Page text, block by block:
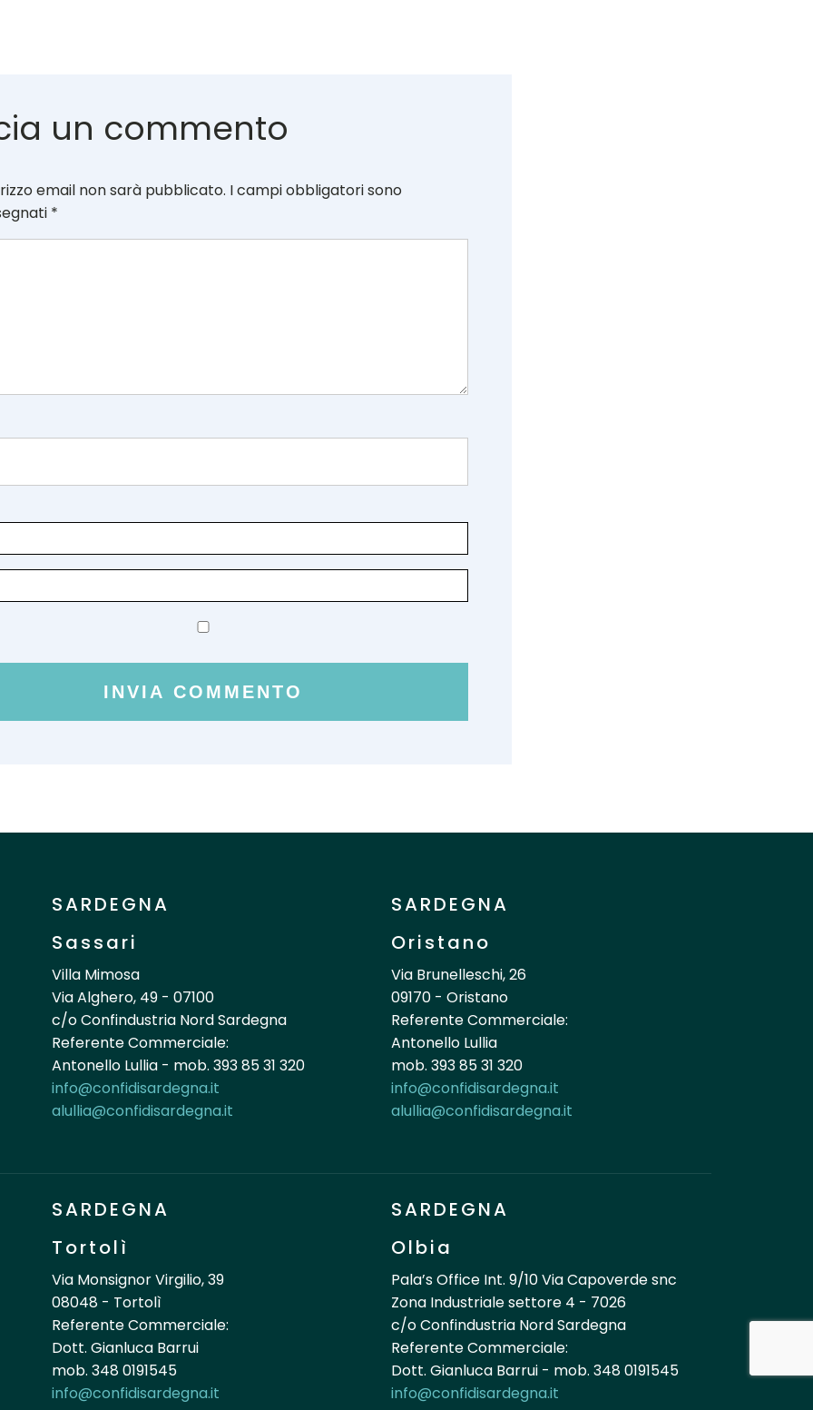
un commento
email non sarà pubblicato. I campi obbligatori sono
*
SARDEGNA
Sassari
Villa Mimosa
Via Alghero, 49 - 07100
c/o Confindustria Nord Sardegna
Referente Commerciale:
Antonello Lullia - mob. 393 85 31 320
info@confidisardegna.it
alullia@confidisardegna.it
SARDEGNA
Oristano
Via Brunelleschi, 26
09170 - Oristano
Referente Commerciale:
Antonello Lullia
mob. 393 85 31 320
info@confidisardegna.it
alullia@confidisardegna.it
SARDEGNA
Tortolì
Via Monsignor Virgilio, 39
08048 - Tortolì
Referente Commerciale:
Dott. Gianluca Barrui
mob. 348 0191545
info@confidisardegna.it
SARDEGNA
Olbia
Pala’s Office Int. 9/10 Via Capoverde snc
Zona Industriale settore 4 - 7026
c/o Confindustria Nord Sardegna
Referente Commerciale:
Dott. Gianluca Barrui - mob. 348 0191545
info@confidisardegna.it